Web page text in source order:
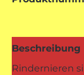
Beschreibung
Rindernieren